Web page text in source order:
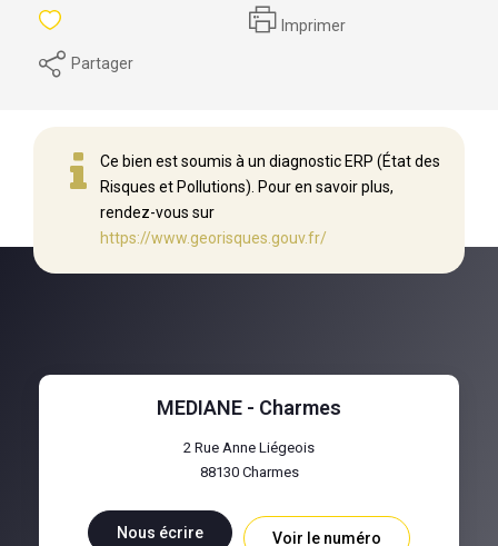
Imprimer
Partager
Ce bien est soumis à un diagnostic ERP (État des
Risques et Pollutions). Pour en savoir plus,
rendez-vous sur
https://www.georisques.gouv.fr/
MEDIANE - Charmes
2 Rue Anne Liégeois
88130 Charmes
Nous écrire Voir le numéro